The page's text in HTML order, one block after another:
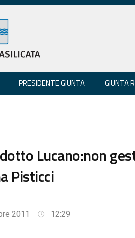
PRESIDENTE GIUNTA GIUNTA
Lucano:non
Pisticci
2011 12:29